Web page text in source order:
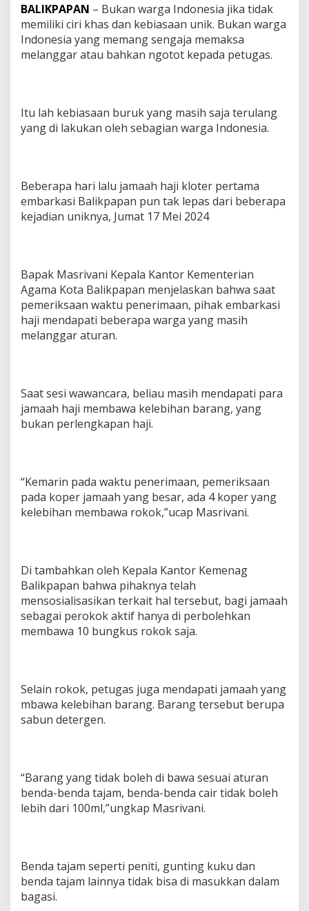
BALIKPAPAN – Bukan warga Indonesia jika tidak
memiliki ciri khas dan kebiasaan unik. Bukan warga
Indonesia yang memang sengaja memaksa
melanggar atau bahkan ngotot kepada petugas.
Itu lah kebiasaan buruk yang masih saja terulang
yang di lakukan oleh sebagian warga Indonesia.
Beberapa hari lalu jamaah haji kloter pertama
embarkasi Balikpapan pun tak lepas dari beberapa
kejadian uniknya, Jumat 17 Mei 2024
Bapak Masrivani Kepala Kantor Kementerian
Agama Kota Balikpapan menjelaskan bahwa saat
pemeriksaan waktu penerimaan, pihak embarkasi
haji mendapati beberapa warga yang masih
melanggar aturan.
Saat sesi wawancara, beliau masih mendapati para
jamaah haji membawa kelebihan barang, yang
bukan perlengkapan haji.
“Kemarin pada waktu penerimaan, pemeriksaan
pada koper jamaah yang besar, ada 4 koper yang
kelebihan membawa rokok,”ucap Masrivani.
Di tambahkan oleh Kepala Kantor Kemenag
Balikpapan bahwa pihaknya telah
mensosialisasikan terkait hal tersebut, bagi jamaah
sebagai perokok aktif hanya di perbolehkan
membawa 10 bungkus rokok saja.
Selain rokok, petugas juga mendapati jamaah yang
mbawa kelebihan barang. Barang tersebut berupa
sabun detergen.
“Barang yang tidak boleh di bawa sesuai aturan
benda-benda tajam, benda-benda cair tidak boleh
lebih dari 100ml,”ungkap Masrivani.
Benda tajam seperti peniti, gunting kuku dan
benda tajam lainnya tidak bisa di masukkan dalam
bagasi.